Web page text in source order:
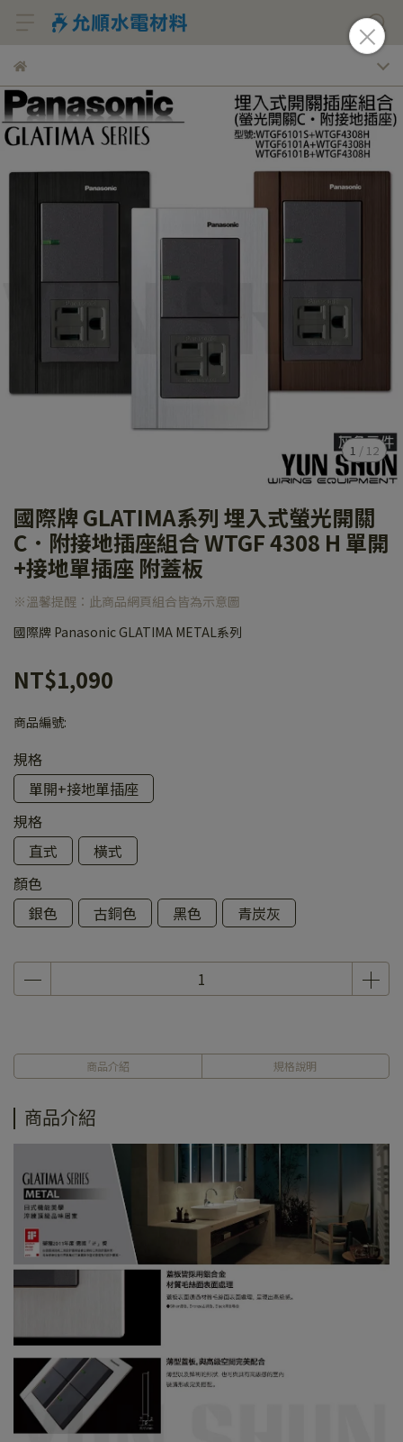
1 / 12
國際牌 GLATIMA系列 埋入式螢光開關
C．附接地插座組合 WTGF 4308 H 單開
+接地單插座 附蓋板
※溫馨提醒：此商品網頁組合皆為示意圖
國際牌 Panasonic GLATIMA METAL系列
NT$1,090
商品編號:
規格
單開+接地單插座
規格
直式
橫式
顏色
銀色
古銅色 黑色 青炭灰
商品介紹 規格說明
商品介紹